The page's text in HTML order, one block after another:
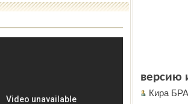
версию
Кира